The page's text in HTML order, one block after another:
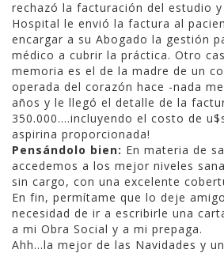
rechazó la facturación del estudio
Hospital le envió la factura al
encargar a su Abogado la gestión
médico a cubrir la práctica. Otro
memoria es el de la madre de un
operada del corazón hace -nada
años y le llegó el detalle de la
350.000….incluyendo el costo de
aspirina proporcionada!
Pensándolo bien: En materia de
accedemos a los mejor niveles
sin cargo, con una excelente
En fin, permítame que lo deje
necesidad de ir a escribirle una
a mi Obra Social y a mi prepaga.
Ahh…la mejor de las Navidades y